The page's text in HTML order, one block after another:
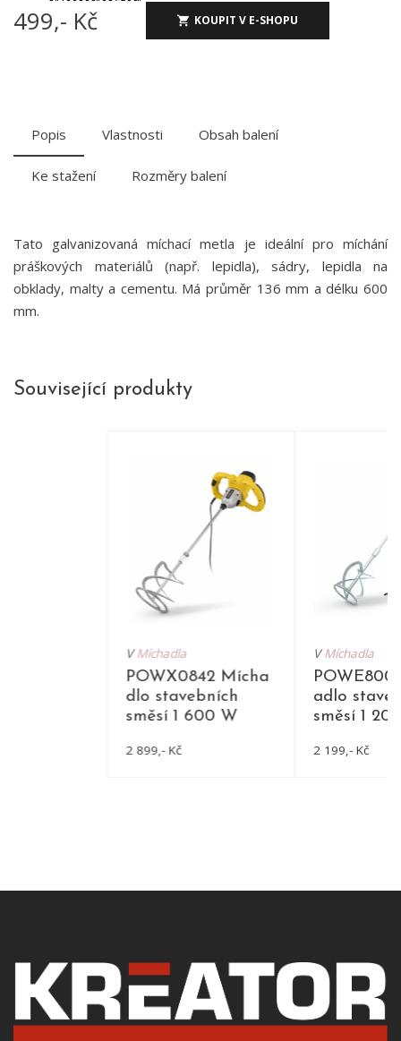
499,- Kč KOUPIT V E-SHOPU
Popis Vlastnosti Obsah balení
Ke stažení Rozměry balení
Tato galvanizovaná míchací metla je ideální pro míchání
práškových materiálů (např. lepidla), sádry, lepidla na
obklady, malty a cementu. Má průměr 136 mm a délku 600
mm.
Související produkty
VMíchadla
adlo
směsí 1
2 199,- Kč
VMíchadla
POWX0842 Mícha
dlo stavebních
směsí 1 600 W
2 899,- Kč